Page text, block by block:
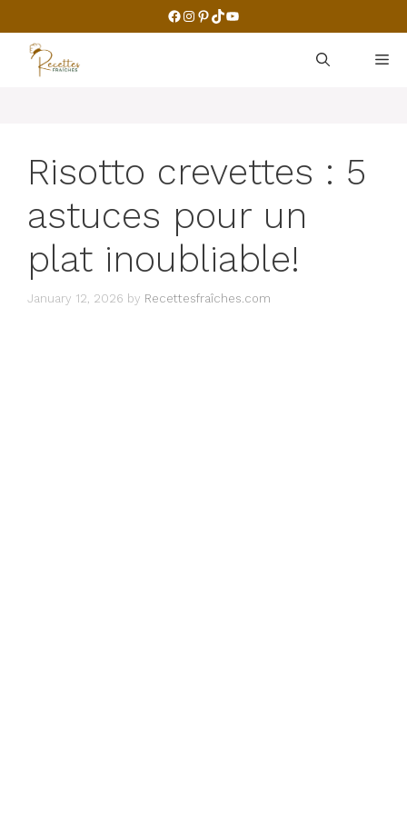
to
content
Facebook
Instagram
Pinterest
TikTok
YouTube
Risotto crevettes : 5
astuces pour un
plat inoubliable!
January 12, 2026 by Recettesfraîches.com